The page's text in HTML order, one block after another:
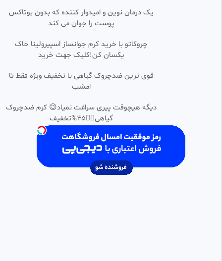
یک درمان نوین و امیدوار کننده که بدون بوتاکس
پوست را جوان می کند
چروکاتو با خرید کرم جوانساز اسپیرولینا خاک
یکسان کن!کلیک جهت خرید
قوی ترین ضدچروک گیاهی با تخفیف ویژه فقط تا
امشب
دیگه هیچوقت پیری سراغت نمیاد😉 کرم ضدچروک
گیاهی👈🏻45%تخفیف